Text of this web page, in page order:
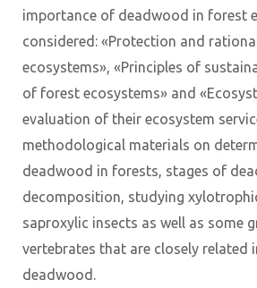
importance of deadwood in forest
considered: «Protection and
ecosystems», «Principles of
of forest ecosystems» and
evaluation of their ecosystem
methodological materials on
deadwood in forests, stages of
decomposition, studying
saproxylic insects as well as some
vertebrates that are closely related
deadwood.